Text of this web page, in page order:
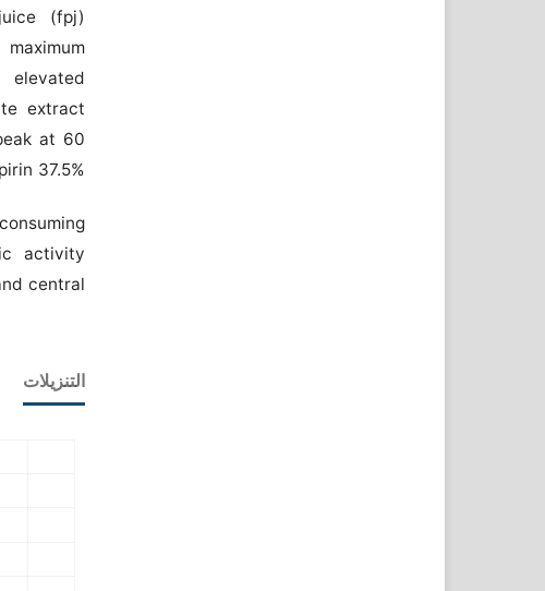
(fpj)
extract
at 60
37.5%
activity
central.
التنزيلات